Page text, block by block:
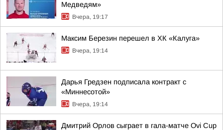
Медведям»
Вчера, 19:17
Максим Березин перешел в ХК «Калуга»
Вчера, 19:14
Дарья Гредзен подписала контракт с
«Миннесотой»
Вчера, 19:14
Дмитрий Орлов сыграет в гала-матче Ovi Cup